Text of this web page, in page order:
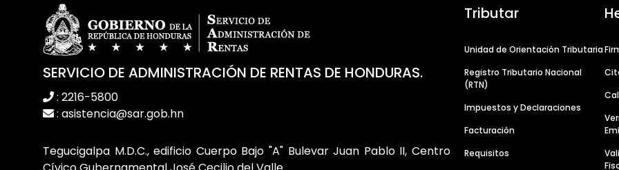
SERVICIO DE ADMINISTRACIÓN DE RENTAS DE HONDURAS.
: 2216-5800
: asistencia@sar.gob.hn
Tegucigalpa M.D.C., edificio Cuerpo Bajo "A" Bulevar Juan Pablo II, Centro
Tributar
Unidad de Orientación Tributaria
Registro Tributario Nacional
(RTN)
Impuestos y Declaraciones
Facturación
Requisitos